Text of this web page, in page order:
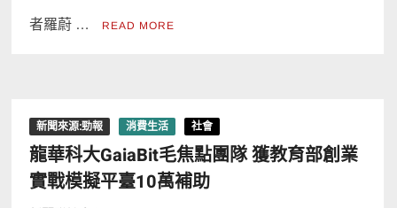
者羅蔚 … READ MORE
新聞來源:勁報 消費生活 社會
龍華科大GaiaBit毛焦點團隊 獲教育部創業
實戰模擬平臺10萬補助